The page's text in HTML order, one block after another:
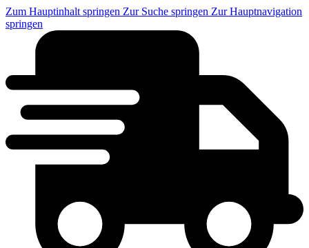
Zum Hauptinhalt springen Zur Suche springen Zur Hauptnavigation
springen